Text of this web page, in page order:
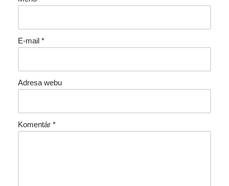
E-mail *
Adresa webu
Komentár *